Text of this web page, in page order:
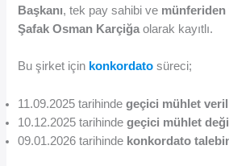
Başkanı, tek pay sahibi ve
Şafak Osman Karçiğa olarak kayıtlı.
Bu şirket için konkordatosüreci;
11.09.2025 tarihindegeçici mühlet
10.12.2025 tarihindegeçici mühlet
09.01.2026 tarihinde konkordato